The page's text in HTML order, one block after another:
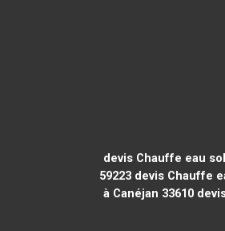
devis Chauffe eau
59223 devis Chauffe
à Canéjan 33610